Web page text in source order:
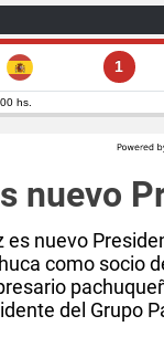
nuevo
nuevo
como socio
del Grupo